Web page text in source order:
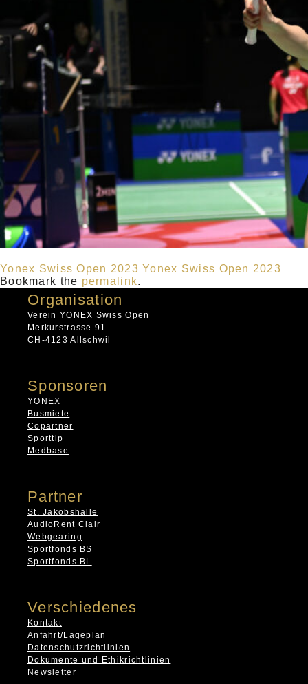
Yonex Swiss Open 2023 Yonex Swiss Open 2023
Bookmark the permalink.
Organisation
Verein YONEX Swiss Open
Merkurstrasse 91
CH-4123 Allschwil
Sponsoren
YONEX
Busmiete
Copartner
Sporttip
Medbase
Partner
St. Jakobshalle
AudioRent Clair
Webgearing
Sportfonds BS
Sportfonds BL
Verschiedenes
Kontakt
Anfahrt/Lageplan
Datenschutzrichtlinien
Dokumente und Ethikrichtlinien
Newsletter